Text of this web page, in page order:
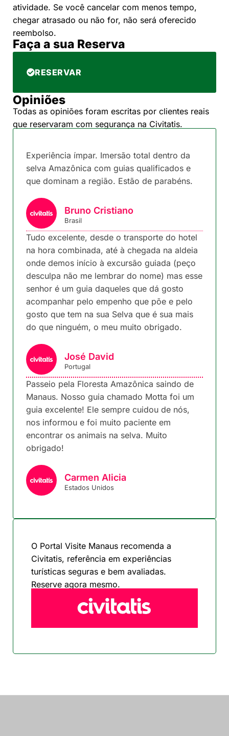
atividade. Se você cancelar com menos tempo,
chegar atrasado ou não for, não será oferecido
reembolso.
Faça a sua Reserva
RESERVAR
Opiniões
Todas as opiniões foram escritas por clientes reais
que reservaram com segurança na Civitatis.
Experiência ímpar. Imersão total dentro da
selva Amazônica com guias qualificados e
que dominam a região. Estão de parabéns.
Bruno Cristiano
Brasil
Tudo excelente, desde o transporte do hotel
na hora combinada, até à chegada na aldeia
onde demos início à excursão guiada (peço
desculpa não me lembrar do nome) mas esse
senhor é um guia daqueles que dá gosto
acompanhar pelo empenho que põe e pelo
gosto que tem na sua Selva que é sua mais
do que ninguém, o meu muito obrigado.
José David
Portugal
Passeio pela Floresta Amazônica saindo de
Manaus. Nosso guia chamado Motta foi um
guia excelente! Ele sempre cuidou de nós,
nos informou e foi muito paciente em
encontrar os animais na selva. Muito
obrigado!
Carmen Alicia
Estados Unidos
O Portal Visite Manaus recomenda a
Civitatis, referência em experiências
turísticas seguras e bem avaliadas.
Reserve agora mesmo.